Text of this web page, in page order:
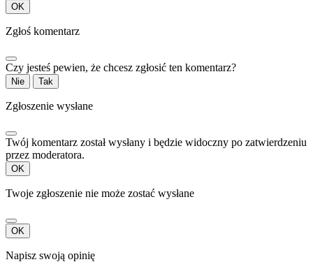
OK
Zgłoś komentarz
Czy jesteś pewien, że chcesz zgłosić ten komentarz?
Nie Tak
Zgłoszenie wysłane
Twój komentarz został wysłany i będzie widoczny po zatwierdzeniu
przez moderatora.
OK
Twoje zgłoszenie nie może zostać wysłane
OK
Napisz swoją opinię